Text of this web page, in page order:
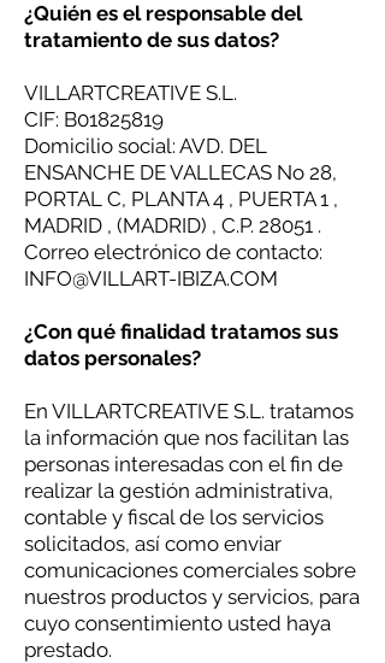
¿Quién es el responsable del
tratamiento de sus datos?
VILLARTCREATIVE S.L.
CIF: B01825819
Domicilio social: AVD. DEL
ENSANCHE DE VALLECAS No 28,
PORTAL C, PLANTA 4 , PUERTA 1 ,
MADRID , (MADRID) , C.P. 28051 .
Correo electrónico de contacto:
INFO@VILLART-IBIZA.COM
¿Con qué finalidad tratamos sus
datos personales?
En VILLARTCREATIVE S.L. tratamos
la información que nos facilitan las
personas interesadas con el fin de
realizar la gestión administrativa,
contable y fiscal de los servicios
solicitados, así como enviar
comunicaciones comerciales sobre
nuestros productos y servicios, para
cuyo consentimiento usted haya
prestado.